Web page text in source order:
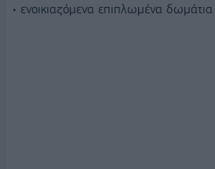
• ενοικιαζόμενα επιπλωμένα